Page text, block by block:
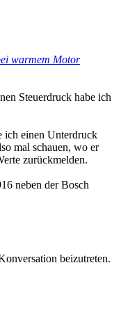
warmem Motor
Steuerdruck habe ich
ich einen Unterdruck
mal schauen, wo er
zurückmelden.
neben der Bosch
beizutreten.